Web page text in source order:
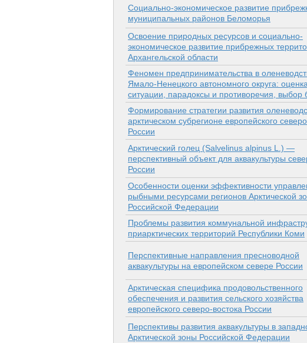
Социально-экономическое развитие
муниципальных районов Беломорья
Освоение природных ресурсов и социально-
экономическое развитие прибрежных
Архангельской области
Феномен предпринимательства в
Ямало-Ненецкого автономного округа:
ситуации, парадоксы и противоречия, выбор
Формирование стратегии развития
арктическом субрегионе европейского
России
Арктический голец (Salvelinus alpinus L.) —
перспективный объект для аквакультуры
России
Особенности оценки эффективности
рыбными ресурсами регионов Арктической
Российской Федерации
Проблемы развития коммунальной
приарктических территорий Республики Коми
Перспективные направления пресноводной
аквакультуры на европейском севере России
Арктическая специфика продовольственного
обеспечения и развития сельского хозяйства
европейского северо-востока России
Перспективы развития аквакультуры в
Арктической зоны Российской Федерации